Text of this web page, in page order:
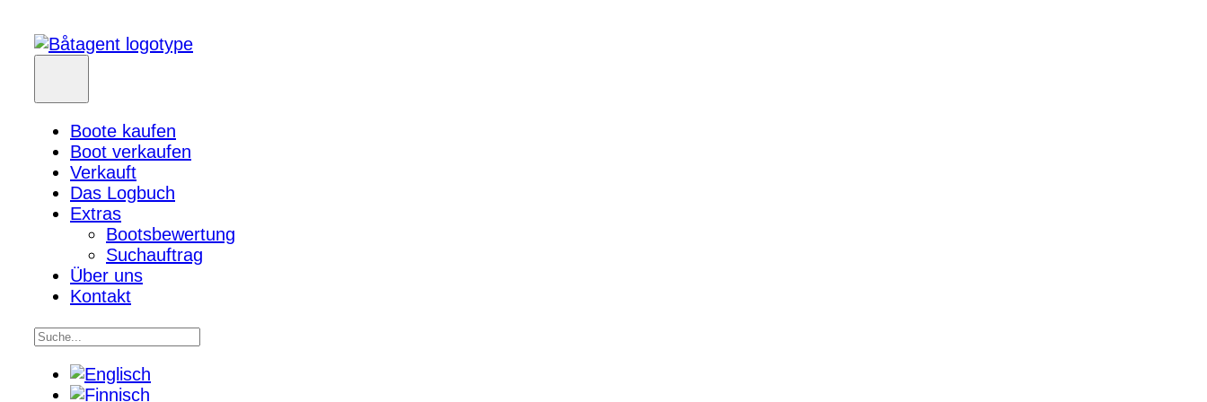
Boote kaufen
Boot verkaufen
Verkauft
Das Logbuch
Extras
Bootsbewertung
Suchauftrag
Über uns
Kontakt